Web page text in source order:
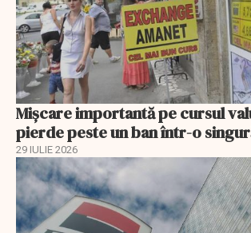
Mișcare importantă pe cursul
pierde peste un ban într-o
29 IULIE 2026